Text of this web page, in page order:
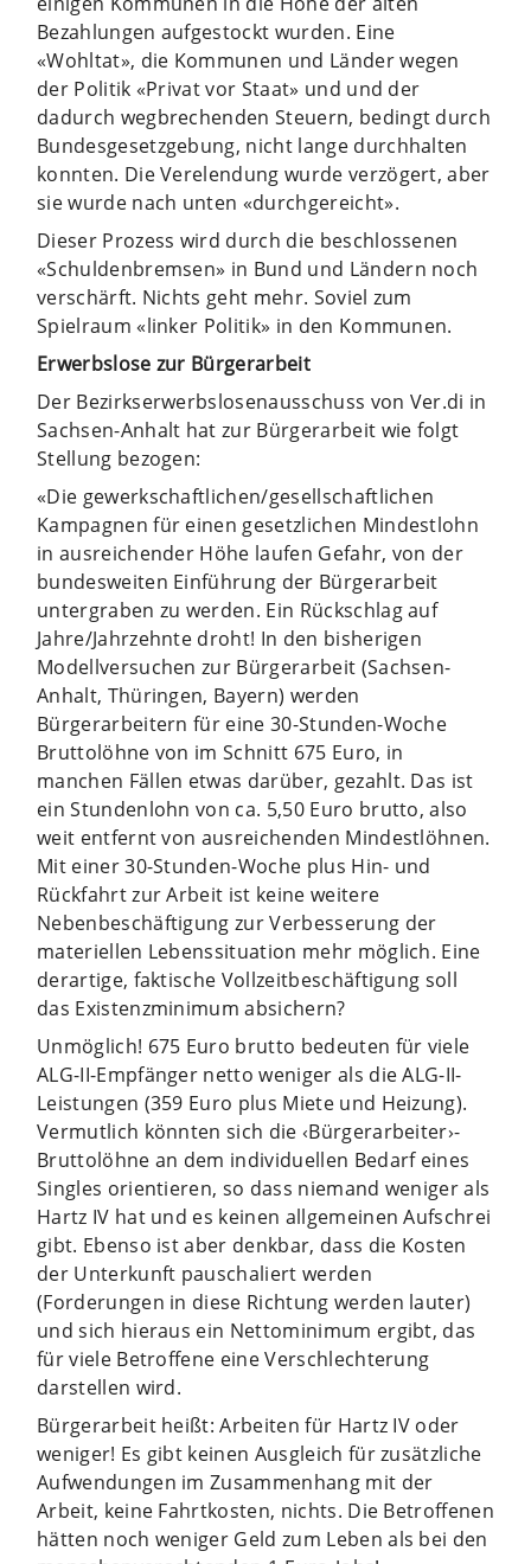
Bezahlungen aufgestockt wurden. Eine
«Wohltat», die Kommunen und Länder wegen
der Politik «Privat vor Staat» und und der
dadurch wegbrechenden Steuern, bedingt durch
Bundesgesetzgebung, nicht lange durchhalten
konnten. Die Verelendung wurde verzögert, aber
sie wurde nach unten «durchgereicht».
Dieser Prozess wird durch die beschlossenen
«Schuldenbremsen» in Bund und Ländern noch
verschärft. Nichts geht mehr. Soviel zum
Spielraum «linker Politik» in den Kommunen.
Erwerbslose zur Bürgerarbeit
Der Bezirkserwerbslosenausschuss von Ver.di in
Sachsen-Anhalt hat zur Bürgerarbeit wie folgt
Stellung bezogen:
«Die gewerkschaftlichen/gesellschaftlichen
Kampagnen für einen gesetzlichen Mindestlohn
in ausreichender Höhe laufen Gefahr, von der
bundesweiten Einführung der Bürgerarbeit
untergraben zu werden. Ein Rückschlag auf
Jahre/Jahrzehnte droht! In den bisherigen
Modellversuchen zur Bürgerarbeit (Sachsen-
Anhalt, Thüringen, Bayern) werden
Bürgerarbeitern für eine 30-Stunden-Woche
Bruttolöhne von im Schnitt 675 Euro, in
manchen Fällen etwas darüber, gezahlt. Das ist
ein Stundenlohn von ca. 5,50 Euro brutto, also
weit entfernt von ausreichenden Mindestlöhnen.
Mit einer 30-Stunden-Woche plus Hin- und
Rückfahrt zur Arbeit ist keine weitere
Nebenbeschäftigung zur Verbesserung der
materiellen Lebenssituation mehr möglich. Eine
derartige, faktische Vollzeitbeschäftigung soll
das Existenzminimum absichern?
Unmöglich! 675 Euro brutto bedeuten für viele
ALG-II-Empfänger netto weniger als die ALG-II-
Leistungen (359 Euro plus Miete und Heizung).
Vermutlich könnten sich die ‹Bürgerarbeiter›-
Bruttolöhne an dem individuellen Bedarf eines
Singles orientieren, so dass niemand weniger als
Hartz IV hat und es keinen allgemeinen Aufschrei
gibt. Ebenso ist aber denkbar, dass die Kosten
der Unterkunft pauschaliert werden
(Forderungen in diese Richtung werden lauter)
und sich hieraus ein Nettominimum ergibt, das
für viele Betroffene eine Verschlechterung
darstellen wird.
Bürgerarbeit heißt: Arbeiten für Hartz IV oder
weniger! Es gibt keinen Ausgleich für zusätzliche
Aufwendungen im Zusammenhang mit der
Arbeit, keine Fahrtkosten, nichts. Die Betroffenen
hätten noch weniger Geld zum Leben als bei den